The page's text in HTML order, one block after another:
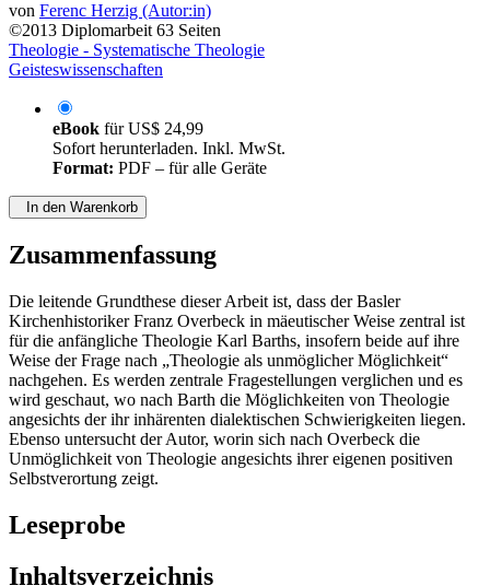
von Ferenc Herzig (Autor:in)
©2013 Diplomarbeit 63 Seiten
Theologie - Systematische Theologie
Geisteswissenschaften
eBook fürUS$ 24,99
Sofort herunterladen. Inkl. MwSt.
Format: PDF – für alle Geräte
In den Warenkorb
Zusammenfassung
Die leitende Grundthese dieser Arbeit ist, dass der Basler
Kirchenhistoriker Franz Overbeck in mäeutischer Weise zentral ist
für die anfängliche Theologie Karl Barths, insofern beide auf ihre
Weise der Frage nach „Theologie als unmöglicher Möglichkeit“
nachgehen. Es werden zentrale Fragestellungen verglichen und es
wird geschaut, wo nach Barth die Möglichkeiten von Theologie
angesichts der ihr inhärenten dialektischen Schwierigkeiten liegen.
Ebenso untersucht der Autor, worin sich nach Overbeck die
Unmöglichkeit von Theologie angesichts ihrer eigenen positiven
Selbstverortung zeigt.
Leseprobe
Inhaltsverzeichnis